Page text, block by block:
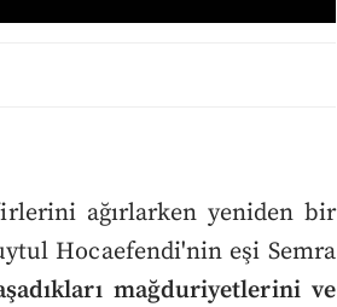
ağırlarken yeniden bir
Hocaefendi'nin eşi Semra
mağduriyetlerini ve